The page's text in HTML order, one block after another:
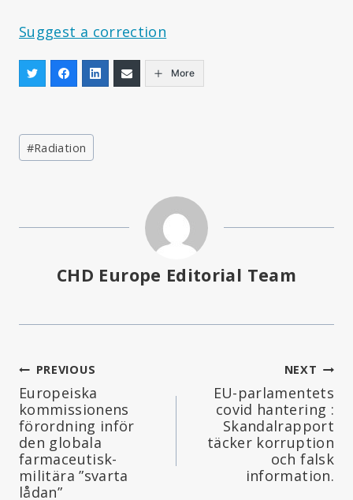
Suggest a correction
More
Post
Tags:
#Radiation
CHD Europe Editorial Team
Inläggsnavigering
PREVIOUS
Europeiska
kommissionens
förordning inför
den globala
farmaceutisk-
militära ”svarta
lådan”
NEXT
EU-parlamentets
covid hantering :
Skandalrapport
täcker korruption
och falsk
information.